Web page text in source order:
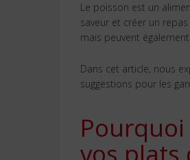
Le poisson est un
saveur et créer un
mais peuvent
Dans cet article, nous
suggestions pour les